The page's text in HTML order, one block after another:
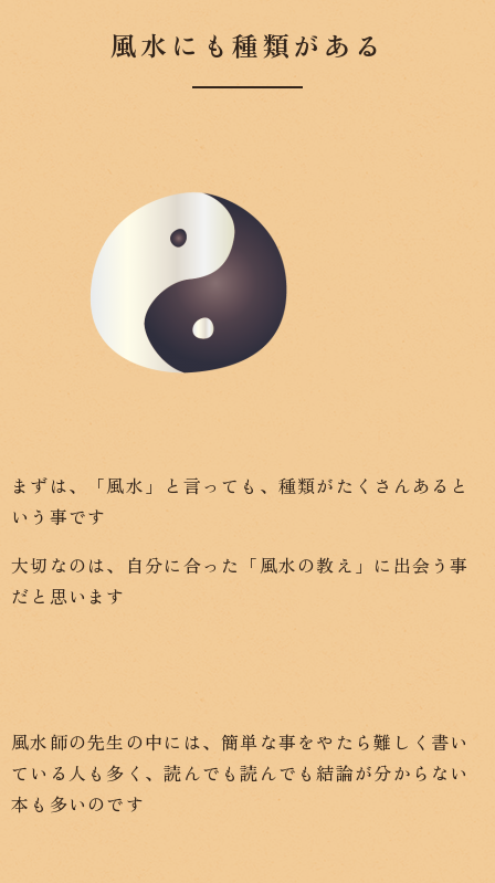
風水にも種類がある
まずは、「風水」と言っても、種類がたくさんあると
いう事です
大切なのは、自分に合った「風水の教え」に出会う事
だと思います
風水師の先生の中には、簡単な事をやたら難しく書い
ている人も多く、読んでも読んでも結論が分からない
本も多いのです